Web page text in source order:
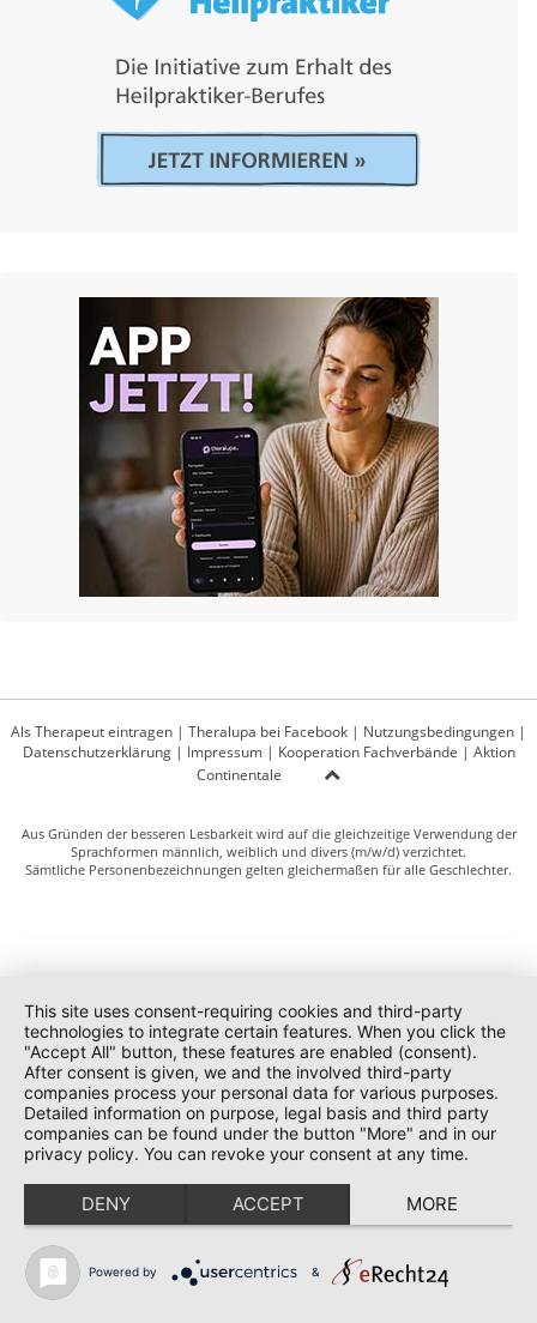
Als Therapeut eintragen | Theralupa bei Facebook | Nutzungsbedingungen |
Datenschutzerklärung| Impressum| Kooperation Fachverbände | Aktion
Continentale
Aus Gründen der besseren Lesbarkeit wird auf die gleichzeitige Verwendung der
Sprachformen männlich, weiblich und divers (m/w/d) verzichtet.
Sämtliche Personenbezeichnungen gelten gleichermaßen für alle Geschlechter.
This site uses consent-requiring cookies and third-party
technologies to integrate certain features. When you click the
"Accept All" button, these features are enabled (consent).
After consent is given, we and the involved third-party
companies process your personal data for various purposes.
Detailed information on purpose, legal basis and third party
companies can be found under the button "More" and in our
privacy policy. You can revoke your consent at any time.
DENY ACCEPT MORE
Powered by &